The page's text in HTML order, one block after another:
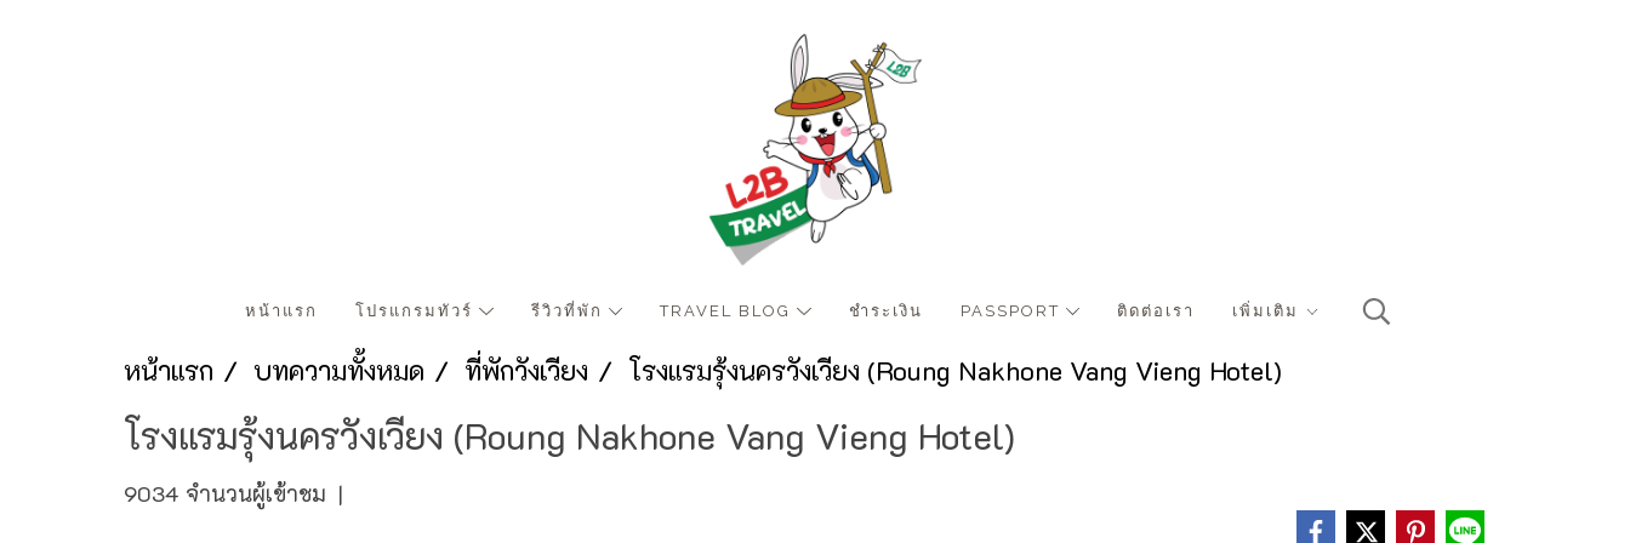
หน้าแรก โปรแกรมทัวร์ รีวิวที่พัก TRAVEL BLOG ชำระเงิน PASSPORT ติดต่อเรา เพิ่มเติม
หน้าแรก บทความทั้งหมด ที่พักวังเวียง โรงแรมรุ้งนครวังเวียง (Roung Nakhone Vang Vieng Hotel)
โรงแรมรุ้งนครวังเวียง (Roung Nakhone Vang Vieng Hotel)
9034 จำนวนผู้เข้าชม |